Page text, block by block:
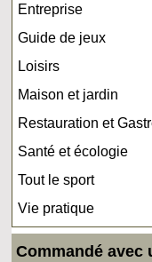
Entreprise
Guide de jeux
Loisirs
Maison et jardin
Restauration et
Santé et écologie
Tout le sport
Vie pratique
Commandé avec